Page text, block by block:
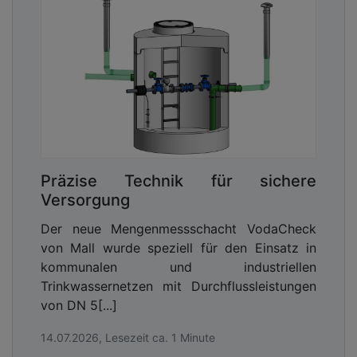
bei Bedarf eine Rückspülung, um Verstopfungen zu
beseitigen und den Filter dauerhaft leistungsfähig
Webinar zum Thema: Regenwasser auf
Präzise Technik für sichere
Versorgung
Der neue Mengenmessschacht VodaCheck
von Mall wurde speziell für den Einsatz in
kommunalen und industriellen
Trinkwassernetzen mit Durchflussleistungen
von DN 5[...]
14.07.2026, Lesezeit ca. 1 Minute